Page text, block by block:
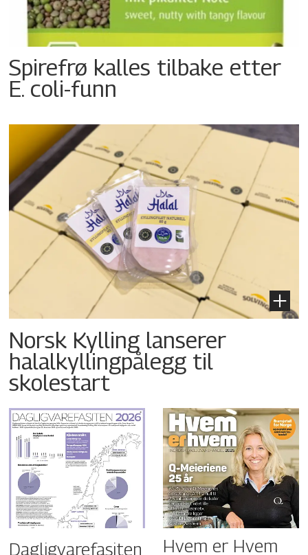
Spirefrø kalles tilbake etter
E. coli-funn
Norsk Kylling lanserer
halalkyllingpålegg til
skolestart
Dagligvarefasiten Hvem er Hvem